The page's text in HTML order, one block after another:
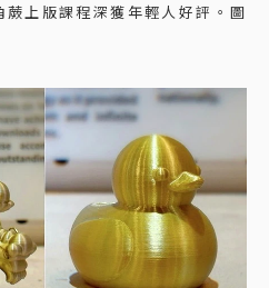
上版課程深獲年輕人好評。圖